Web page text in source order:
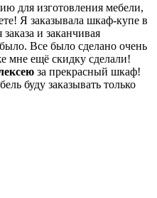
для изготовления мебели,
Я заказывала шкаф-купе в
и заканчивая
Все было сделано очень
мне ещё скидку сделали!
за прекрасный шкаф!
буду заказывать только